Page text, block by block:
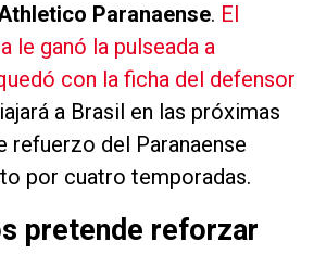
Paranaense. El
le ganó la pulseada a
con la ficha del defensor
a Brasil en las próximas
refuerzo del Paranaense
por cuatro temporadas.
pretende reforzar